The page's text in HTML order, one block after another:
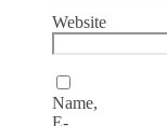
Website
Name,